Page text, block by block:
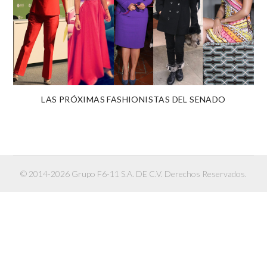
LAS PRÓXIMAS FASHIONISTAS DEL SENADO
© 2014-2026 Grupo F6-11 S.A. DE C.V. Derechos Reservados.